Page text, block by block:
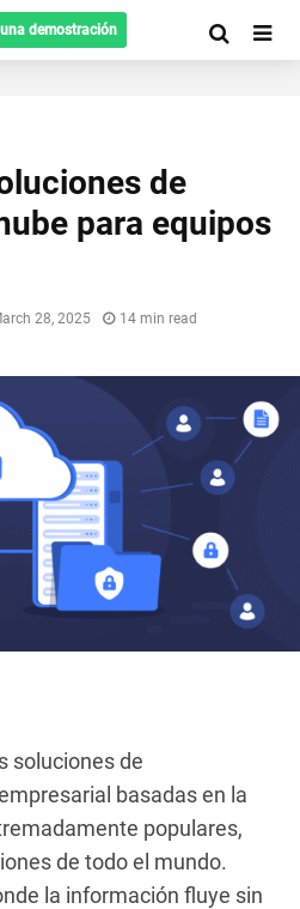
demostración
de
para equipos
28, 2025 14 min read
soluciones de
basadas en la
populares,
de todo el mundo.
la información fluye sin